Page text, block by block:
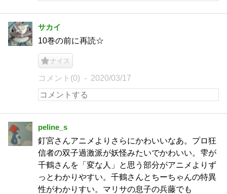
サカイ
10巻の前に再読☆
ナイス
コメント(0) 2020/03/17
peline_s
釘宮さんアニメよりさらにかわいいなあ。プロ狂
信者の双子過激派が妖怪みたいでかわいい。雫が
千鶴さんを「変な人」と思う部分がアニメよりず
っとわかりやすい。千鶴さんとちーちゃんの特異
性がわかりすい。マリサの息子の兵藤でも